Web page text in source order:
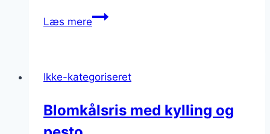
Læs mereBlomkålsris
Ikke-kategoriseret
Blomkålsris med kylling og